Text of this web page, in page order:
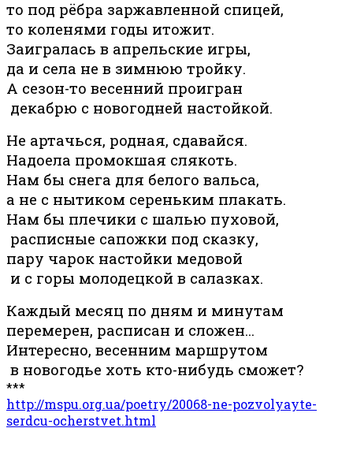
то под рёбра заржавленной спицей,
то коленями годы итожит.
Заигралась в апрельские игры,
да и села не в зимнюю тройку.
А сезон-то весенний проигран
декабрю с новогодней настойкой.
Не артачься, родная, сдавайся.
Надоела промокшая слякоть.
Нам бы снега для белого вальса,
а не с нытиком сереньким плакать.
Нам бы плечики с шалью пуховой,
расписные сапожки под сказку,
пару чарок настойки медовой
и с горы молодецкой в салазках.
Каждый месяц по дням и минутам
перемерен, расписан и сложен…
Интересно, весенним маршрутом
в новогодье хоть кто-нибудь сможет?
***
http://mspu.org.ua/poetry/20068-ne-pozvolyayte-
serdcu-ocherstvet.html